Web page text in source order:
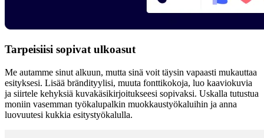
Tarpeisiisi sopivat ulkoasut
Me autamme sinut alkuun, mutta sinä voit täysin vapaasti mukauttaa
esityksesi. Lisää brändityylisi, muuta fonttikokoja, luo kaaviokuvia
ja siirtele kehyksiä kuvakäsikirjoitukseesi sopivaksi. Uskalla tutustua
moniin vasemman työkalupalkin muokkaustyökaluihin ja anna
luovuutesi kukkia esitystyökalulla.